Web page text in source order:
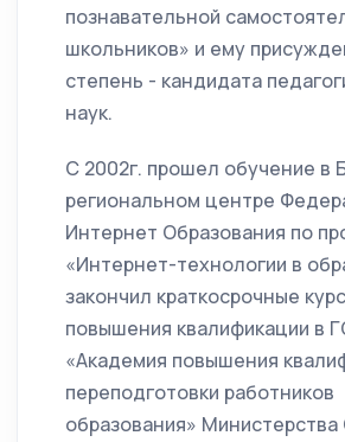
познавательной
школьников» и ему
степень - кандидата
наук.
С 2002г. прошел обучение в
региональном центре
Интернет Образования по
«Интернет-технологии в
закончил краткосрочные
повышения квалификации в
«Академия повышения
переподготовки работников
образования» Министерства